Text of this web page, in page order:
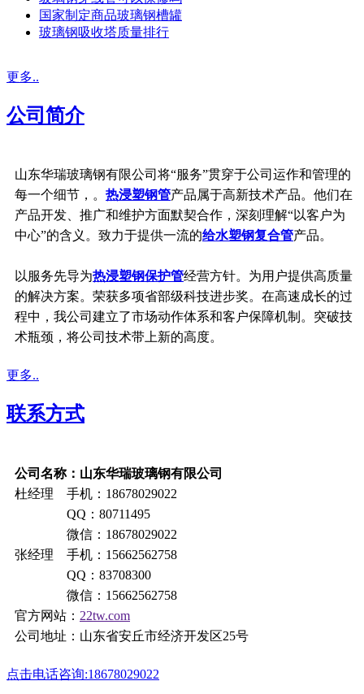
国家制定商品玻璃钢槽罐
玻璃钢吸收塔质量排行
更多..
公司简介
山东华瑞玻璃钢有限公司将“服务”贯穿于公司运作和管理的
每一个细节，。 热浸塑钢管产品属于高新技术产品。他们在
产品开发、推广和维护方面默契合作，深刻理解“以客户为
中心”的含义。致力于提供一流的给水塑钢复合管产品。
以服务先导为热浸塑钢保护管经营方针。为用户提供高质量
的解决方案。荣获多项省部级科技进步奖。在高速成长的过
程中，我公司建立了市场动作体系和客户保障机制。突破技
术瓶颈，将公司技术带上新的高度。
更多..
联系方式
公司名称：山东华瑞玻璃钢有限公司
杜经理 手机：18678029022
QQ：80711495
微信：18678029022
张经理 手机：15662562758
QQ：83708300
微信：15662562758
官方网站： 22tw.com
公司地址：山东省安丘市经济开发区25号
点击电话咨询:18678029022